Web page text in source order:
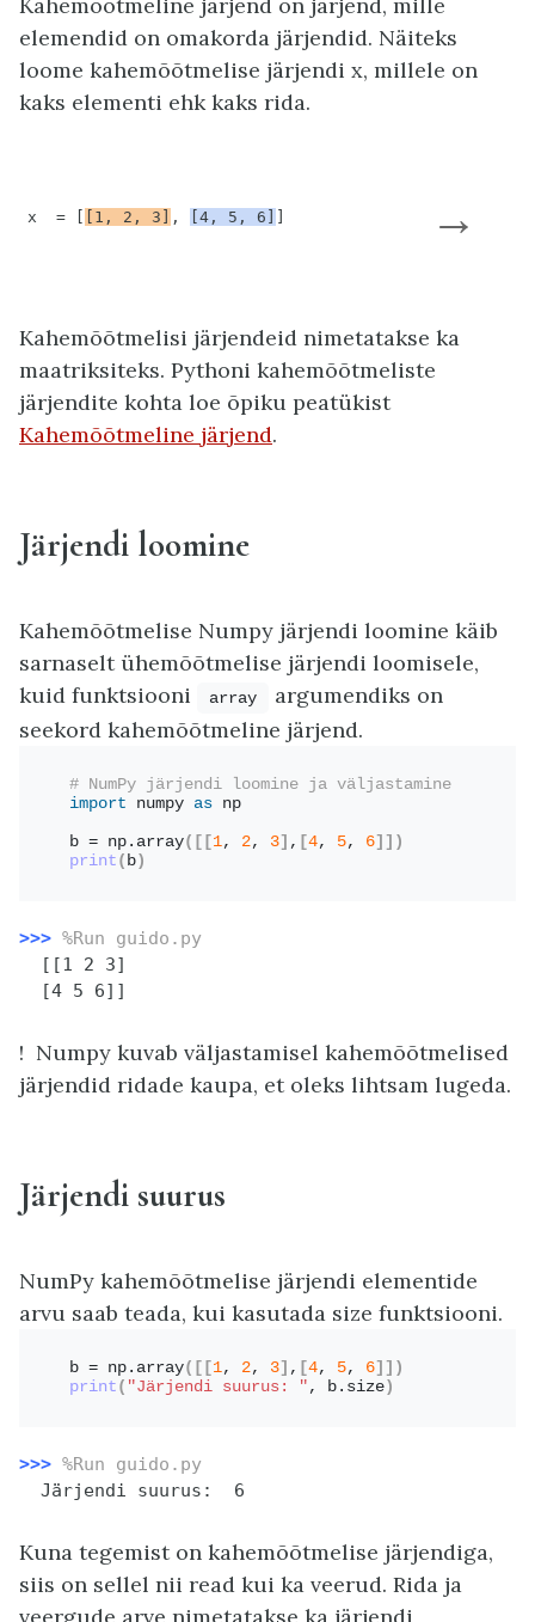
elemendid on omakorda järjendid. Näiteks
loome kahemõõtmelise järjendi x, millele on
kaks elementi ehk kaks rida.
x  = [ [1, 2, 3] , [4, 5, 6] →
Kahemõõtmelisi järjendeid nimetatakse ka
maatriksiteks. Pythoni kahemõõtmeliste
järjendite kohta loe õpiku peatükist
Kahemõõtmeline järjend.
Järjendi loomine
Kahemõõtmelise Numpy järjendi loomine käib
sarnaselt ühemõõtmelise järjendi loomisele,
kuid funktsiooni
array
argumendiks on
seekord kahemõõtmeline järjend.
# NumPy järjendi loomine ja väljastamine
import numpy as np
b = np. array([[ 1, 2, 3] , [4, 5, 6]])
print ( b )
>>> %Run guido.py
[[1 2 3]
[4 5 6]]
! Numpy kuvab väljastamisel kahemõõtmelised
järjendid ridade kaupa, et oleks lihtsam lugeda.
Järjendi suurus
NumPy kahemõõtmelise järjendi elementide
arvu saab teada, kui kasutada size funktsiooni.
b = np. array([[ 1, 2, 3] , [4, 5, 6]])
print ( "Järjendi suurus: " , b.size )
>>> %Run guido.py
Järjendi suurus:  6
Kuna tegemist on kahemõõtmelise järjendiga,
siis on sellel nii read kui ka veerud. Rida ja